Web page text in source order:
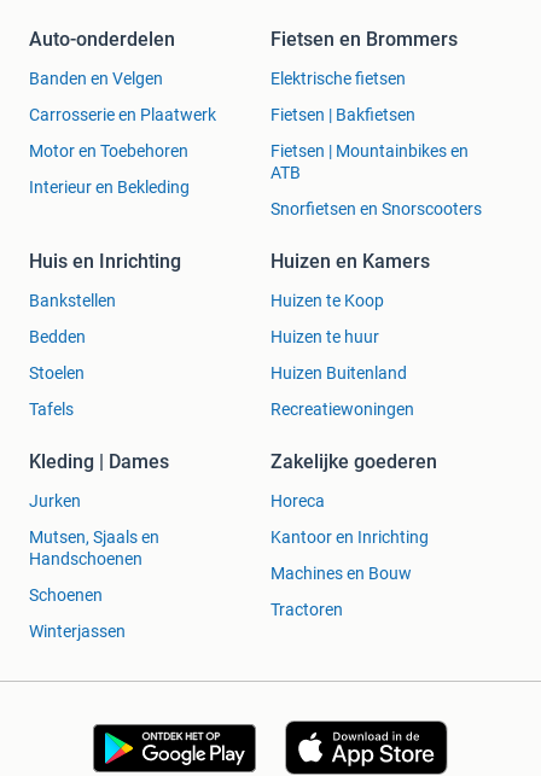
Auto-onderdelen
Banden en Velgen
Carrosserie en Plaatwerk
Motor en Toebehoren
Interieur en Bekleding
Fietsen en Brommers
Elektrische fietsen
Fietsen | Bakfietsen
Fietsen | Mountainbikes en
ATB
Snorfietsen en Snorscooters
Huis en Inrichting
Bankstellen
Bedden
Stoelen
Tafels
Huizen en Kamers
Huizen te Koop
Huizen te huur
Huizen Buitenland
Recreatiewoningen
Kleding | Dames
Jurken
Mutsen, Sjaals en
Handschoenen
Schoenen
Winterjassen
Zakelijke goederen
Horeca
Kantoor en Inrichting
Machines en Bouw
Tractoren